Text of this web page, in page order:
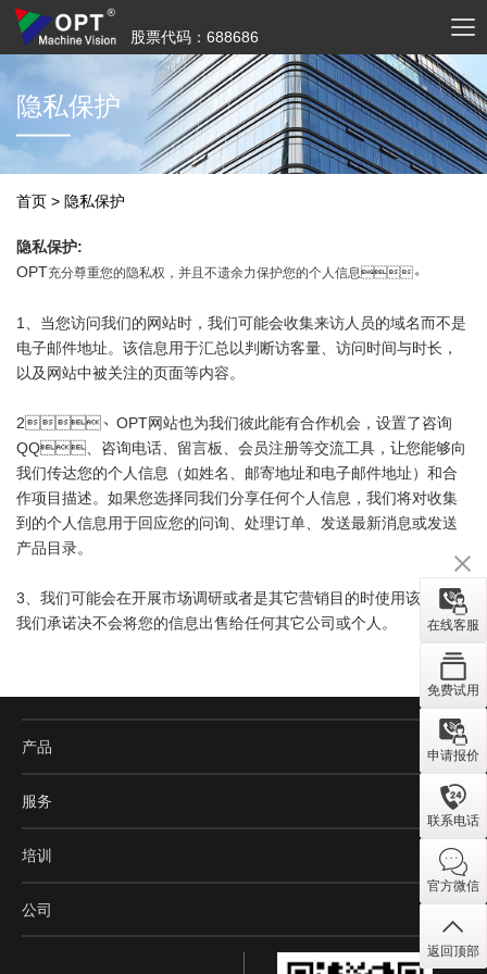
股票代码：688686
隐私保护
首页 > 隐私保护
隐私保护:
OPT充分尊重您的隐私权，并且不遗余力保护您的个人信息。
1、当您访问我们的网站时，我们可能会收集来访人员的域名而不是
电子邮件地址。该信息用于汇总以判断访客量、访问时间与时长，
以及网站中被关注的页面等内容。
2、OPT网站也为我们彼此能有合作机会，设置了咨询
QQ、咨询电话、留言板、会员注册等交流工具，让您能够向
我们传达您的个人信息（如姓名、邮寄地址和电子邮件地址）和合
作项目描述。如果您选择同我们分享任何个人信息，我们将对收集
到的个人信息用于回应您的问询、处理订单、发送最新消息或发送
产品目录。
3、我们可能会在开展市场调研或者是其它营销目的时使用该信息，
我们承诺决不会将您的信息出售给任何其它公司或个人。
产品
服务
培训
公司
在线客服
免费试用
申请报价
联系电话
官方微信
返回顶部